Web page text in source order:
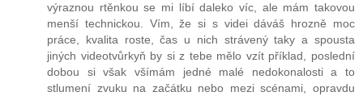
výraznou rtěnkou se mi líbí daleko víc, ale mám takovou
menší technickou. Vím, že si s videi dáváš hrozně moc
práce, kvalita roste, čas u nich strávený taky a spousta
jiných videotvůrkyň by si z tebe mělo vzít příklad, poslední
dobou si však všímám jedné malé nedokonalosti a to
stlumení zvuku na začátku nebo mezi scénami, opravdu